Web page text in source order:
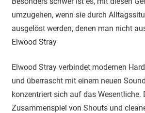
umzugehen, wenn sie durch
ausgelöst werden, denen man nicht
Elwood Stray
Elwood Stray verbindet modernen
und überrascht mit einem neuen
konzentriert sich auf das Wesentliche.
Zusammenspiel von Shouts und